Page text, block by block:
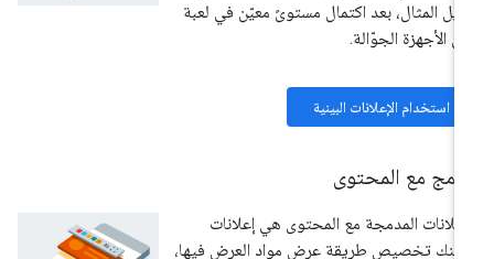
المثال، بعد اكتمال مستوىً معيّن في لعبة
الأجهزة الجوّالة.
استخدام الإعلانات البينية
مع المحتوى
المدمجة مع المحتوى هي إعلانات
تخصيص طريقة عرض مواد العرض فيها،